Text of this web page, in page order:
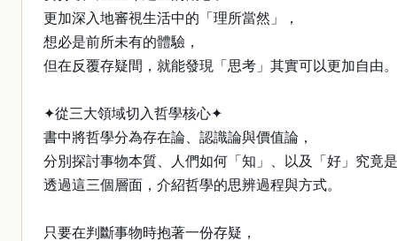
更加深入地審視生活中的「理所當然」，
想必是前所未有的體驗，
但在反覆存疑間，就能發現「思考」其實可以更加自由。
✦從三大領域切入哲學核心✦
書中將哲學分為存在論、認識論與價值論，
分別探討事物本質、人們如何「知」、以及「好」究竟是
透過這三個層面，介紹哲學的思辨過程與方式。
只要在判斷事物時抱著一份存疑，